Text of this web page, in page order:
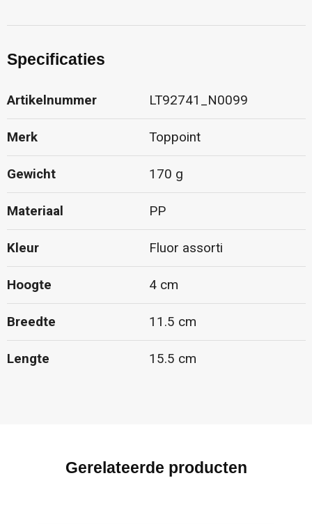
Specificaties
Artikelnummer LT92741_N0099
Merk Toppoint
Gewicht 170 g
Materiaal PP
Kleur Fluor assorti
Hoogte 4 cm
Breedte 11.5 cm
Lengte 15.5 cm
Gerelateerde producten